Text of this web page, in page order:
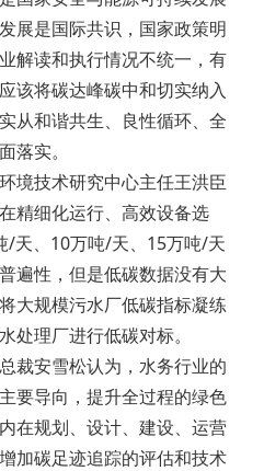
展是国际共识，国家政策明
解读和执行情况不统一，有
该将碳达峰碳中和切实纳入
从和谐共生、良性循环、全
落实。
技术研究中心主任王洪臣
精细化运行、高效设备选
/天、10万吨/天、15万吨/天
遍性，但是低碳数据没有大
大规模污水厂低碳指标凝练
处理厂进行低碳对标。
安雪松认为，水务行业的
要导向，提升全过程的绿色
在规划、设计、建设、运营
加碳足迹追踪的评估和技术